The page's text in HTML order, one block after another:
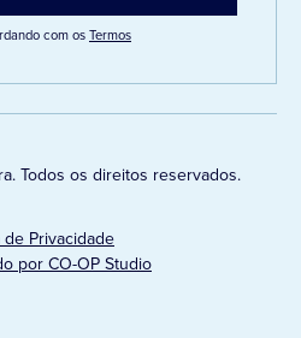
com osTermos
Todos os direitos reservados.
de Privacidade
por CO-OP Studio